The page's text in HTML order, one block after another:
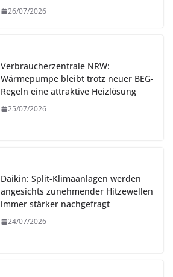
26/07/2026
Verbraucherzentrale NRW:
Wärmepumpe bleibt trotz neuer BEG-
Regeln eine attraktive Heizlösung
25/07/2026
Daikin: Split-Klimaanlagen werden
angesichts zunehmender Hitzewellen
immer stärker nachgefragt
24/07/2026